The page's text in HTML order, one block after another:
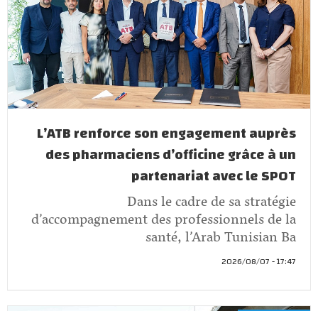
L’ATB renforce son engagement auprès
des pharmaciens d’officine grâce à un
partenariat avec le SPOT
Dans le cadre de sa stratégie
d’accompagnement des professionnels de la
santé, l’Arab Tunisian Ba
17:47 - 2026/08/07